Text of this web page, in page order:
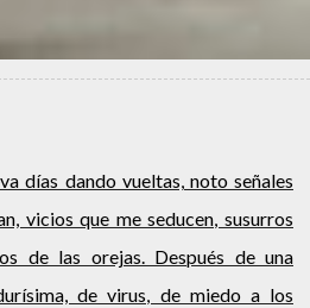
días dando vueltas, noto señales
vicios que me seducen, susurros
de las orejas. Después de una
de virus, de miedo a los